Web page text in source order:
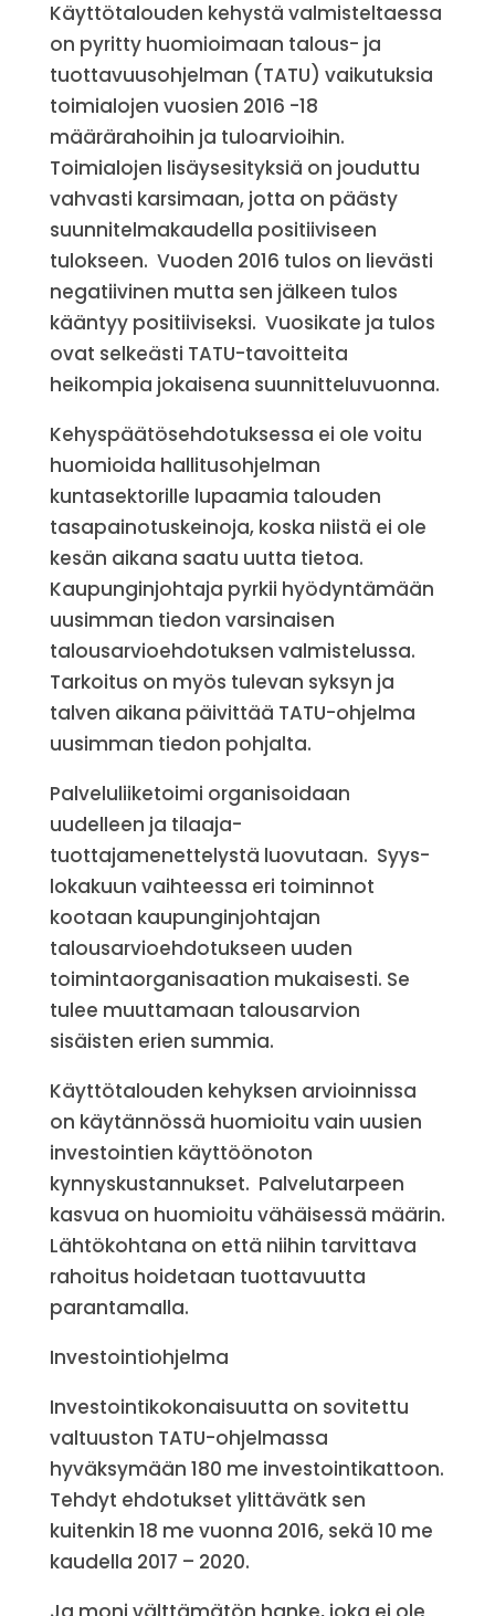
Käyttötalouden kehystä valmisteltaessa
on pyritty huomioimaan talous- ja
tuottavuusohjelman (TATU) vaikutuksia
toimialojen vuosien 2016 -18
määrärahoihin ja tuloarvioihin.
Toimialojen lisäysesityksiä on jouduttu
vahvasti karsimaan, jotta on päästy
suunnitelmakaudella positiiviseen
tulokseen. Vuoden 2016 tulos on lievästi
negatiivinen mutta sen jälkeen tulos
kääntyy positiiviseksi. Vuosikate ja tulos
ovat selkeästi TATU-tavoitteita
heikompia jokaisena suunnitteluvuonna.
Kehyspäätösehdotuksessa ei ole voitu
huomioida hallitusohjelman
kuntasektorille lupaamia talouden
tasapainotuskeinoja, koska niistä ei ole
kesän aikana saatu uutta tietoa.
Kaupunginjohtaja pyrkii hyödyntämään
uusimman tiedon varsinaisen
talousarvioehdotuksen valmistelussa.
Tarkoitus on myös tulevan syksyn ja
talven aikana päivittää TATU-ohjelma
uusimman tiedon pohjalta.
Palveluliiketoimi organisoidaan
uudelleen ja tilaaja-
tuottajamenettelystä luovutaan. Syys-
lokakuun vaihteessa eri toiminnot
kootaan kaupunginjohtajan
talousarvioehdotukseen uuden
toimintaorganisaation mukaisesti. Se
tulee muuttamaan talousarvion
sisäisten erien summia.
Käyttötalouden kehyksen arvioinnissa
on käytännössä huomioitu vain uusien
investointien käyttöönoton
kynnyskustannukset. Palvelutarpeen
kasvua on huomioitu vähäisessä määrin.
Lähtökohtana on että niihin tarvittava
rahoitus hoidetaan tuottavuutta
parantamalla.
Investointiohjelma
Investointikokonaisuutta on sovitettu
valtuuston TATU-ohjelmassa
hyväksymään 180 me investointikattoon.
Tehdyt ehdotukset ylittävätk sen
kuitenkin 18 me vuonna 2016, sekä 10 me
kaudella 2017 – 2020.